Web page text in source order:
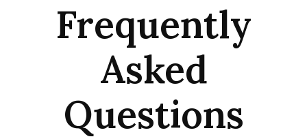
Frequently
Asked
Questions